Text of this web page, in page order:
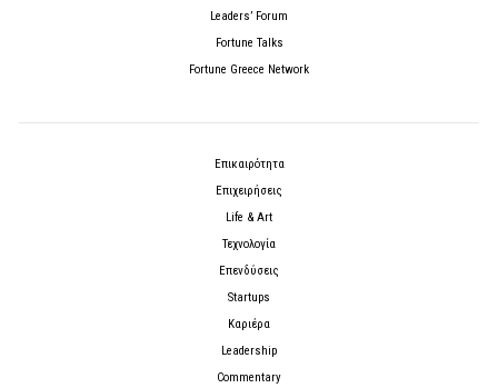
Leaders’ Forum
Fortune Talks
Fortune Greece Network
Επικαιρότητα
Επιχειρήσεις
Life & Art
Τεχνολογία
Επενδύσεις
Startups
Καριέρα
Leadership
Commentary